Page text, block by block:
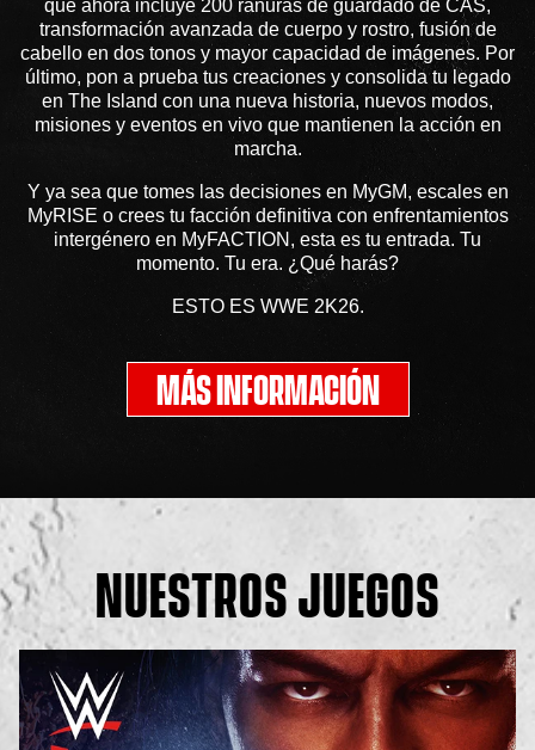
que ahora incluye 200 ranuras de guardado de CAS,
transformación avanzada de cuerpo y rostro, fusión de
cabello en dos tonos y mayor capacidad de imágenes. Por
último, pon a prueba tus creaciones y consolida tu legado
en The Island con una nueva historia, nuevos modos,
misiones y eventos en vivo que mantienen la acción en
marcha.
Y ya sea que tomes las decisiones en MyGM, escales en
MyRISE o crees tu facción definitiva con enfrentamientos
intergénero en MyFACTION, esta es tu entrada. Tu
momento. Tu era. ¿Qué harás?
ESTO ES WWE 2K26.
MÁS INFORMACIÓN
NUESTROS JUEGOS